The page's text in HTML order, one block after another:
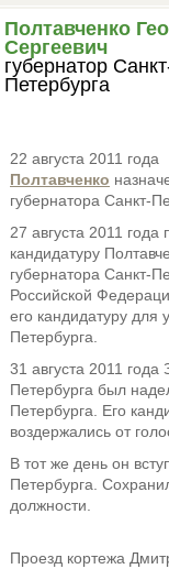
Полтавченко
Сергеевич
губернатор
Петербурга
22 августа 2011 года
Полтавченко
губернатора Санкт-
27 августа 2011
кандидатуру
губернатора Санкт-
Российской
его кандидатуру для
Петербурга.
31 августа 2011
Петербурга был
Петербурга. Его
воздержались от
В тот же день он
Петербурга.
должности.
Проезд кортежа